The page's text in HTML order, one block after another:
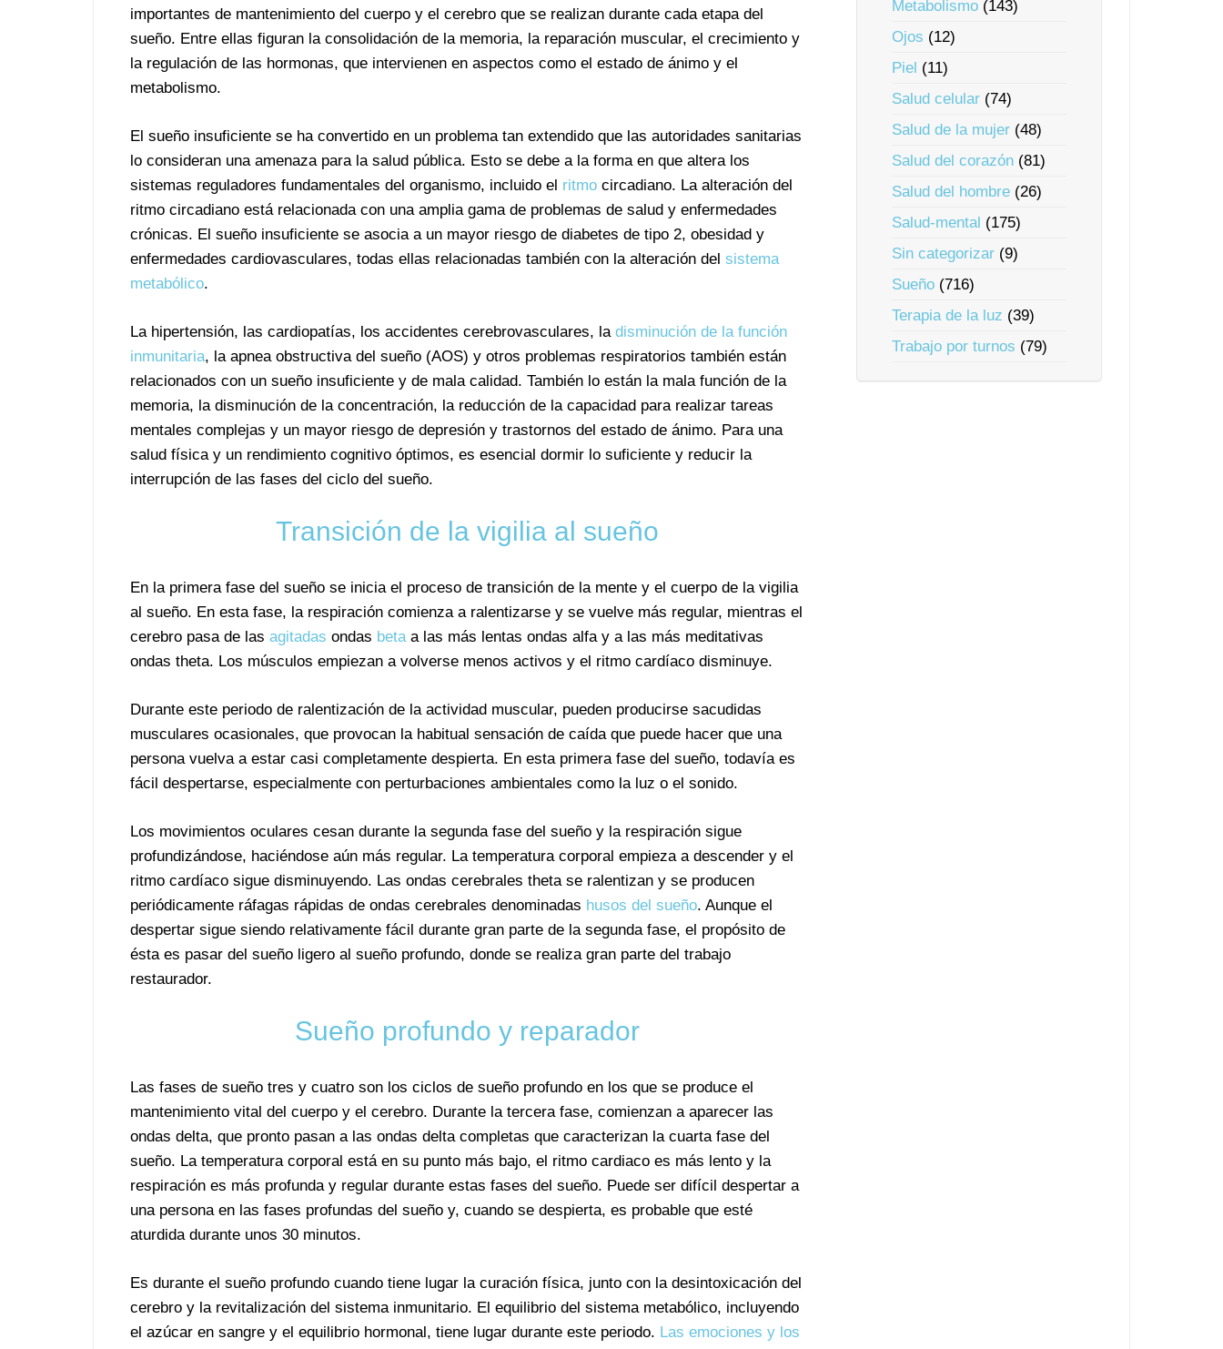
importantes de mantenimiento del cuerpo y el cerebro que se realizan durante cada etapa del
sueño. Entre ellas figuran la consolidación de la memoria, la reparación muscular, el crecimiento y
la regulación de las hormonas, que intervienen en aspectos como el estado de ánimo y el
metabolismo.
El sueño insuficiente se ha convertido en un problema tan extendido que las autoridades sanitarias
lo consideran una amenaza para la salud pública. Esto se debe a la forma en que altera los
sistemas reguladores fundamentales del organismo, incluido el ritmo circadiano. La alteración del
ritmo circadiano está relacionada con una amplia gama de problemas de salud y enfermedades
crónicas. El sueño insuficiente se asocia a un mayor riesgo de diabetes de tipo 2, obesidad y
enfermedades cardiovasculares, todas ellas relacionadas también con la alteración del sistema
metabólico.
La hipertensión, las cardiopatías, los accidentes cerebrovasculares, la disminución de la función
inmunitaria, la apnea obstructiva del sueño (AOS) y otros problemas respiratorios también están
relacionados con un sueño insuficiente y de mala calidad. También lo están la mala función de la
memoria, la disminución de la concentración, la reducción de la capacidad para realizar tareas
mentales complejas y un mayor riesgo de depresión y trastornos del estado de ánimo. Para una
salud física y un rendimiento cognitivo óptimos, es esencial dormir lo suficiente y reducir la
interrupción de las fases del ciclo del sueño.
Transición de la vigilia al sueño
En la primera fase del sueño se inicia el proceso de transición de la mente y el cuerpo de la vigilia
al sueño. En esta fase, la respiración comienza a ralentizarse y se vuelve más regular, mientras el
cerebro pasa de las agitadas ondas betaa las más lentas ondas alfa y a las más meditativas
ondas theta. Los músculos empiezan a volverse menos activos y el ritmo cardíaco disminuye.
Durante este periodo de ralentización de la actividad muscular, pueden producirse sacudidas
musculares ocasionales, que provocan la habitual sensación de caída que puede hacer que una
persona vuelva a estar casi completamente despierta. En esta primera fase del sueño, todavía es
fácil despertarse, especialmente con perturbaciones ambientales como la luz o el sonido.
Los movimientos oculares cesan durante la segunda fase del sueño y la respiración sigue
profundizándose, haciéndose aún más regular. La temperatura corporal empieza a descender y el
ritmo cardíaco sigue disminuyendo. Las ondas cerebrales theta se ralentizan y se producen
periódicamente ráfagas rápidas de ondas cerebrales denominadas husos del sueño. Aunque el
despertar sigue siendo relativamente fácil durante gran parte de la segunda fase, el propósito de
ésta es pasar del sueño ligero al sueño profundo, donde se realiza gran parte del trabajo
restaurador.
Sueño profundo y reparador
Las fases de sueño tres y cuatro son los ciclos de sueño profundo en los que se produce el
mantenimiento vital del cuerpo y el cerebro. Durante la tercera fase, comienzan a aparecer las
ondas delta, que pronto pasan a las ondas delta completas que caracterizan la cuarta fase del
sueño. La temperatura corporal está en su punto más bajo, el ritmo cardiaco es más lento y la
respiración es más profunda y regular durante estas fases del sueño. Puede ser difícil despertar a
una persona en las fases profundas del sueño y, cuando se despierta, es probable que esté
aturdida durante unos 30 minutos.
Es durante el sueño profundo cuando tiene lugar la curación física, junto con la desintoxicación del
cerebro y la revitalización del sistema inmunitario. El equilibrio del sistema metabólico, incluyendo
el azúcar en sangre y el equilibrio hormonal, tiene lugar durante este periodo. Las emociones y los
Metabolismo (143)
Ojos (12)
Piel (11)
Salud celular (74)
Salud de la mujer (48)
Salud del corazón (81)
Salud del hombre (26)
Salud-mental (175)
Sin categorizar (9)
Sueño (716)
Terapia de la luz (39)
Trabajo por turnos (79)